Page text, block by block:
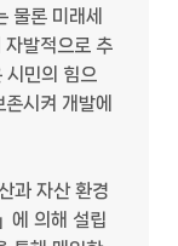
물론 미래세
자발적으로 추
시민의 힘으
시켜 개발에
과 자산 환경
에 의해 설립